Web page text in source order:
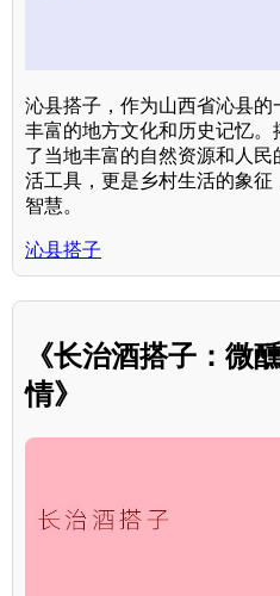
沁县搭子，作为山西省沁县
丰富的地方文化和历史记忆
了当地丰富的自然资源和人
活工具，更是乡村生活的象
智慧。
沁县搭子
《长治酒搭子：微
情》